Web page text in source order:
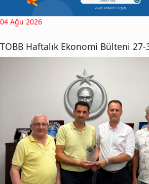
04 Ağu 2026
TOBB Haftalık Ekonomi Bülteni